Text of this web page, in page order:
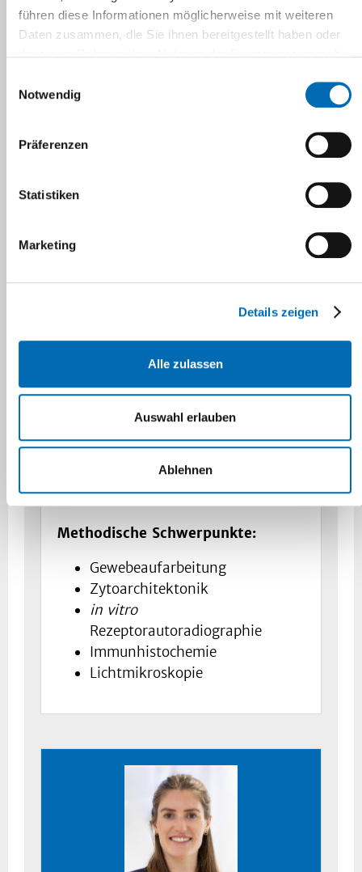
führen diese Informationen möglicherweise mit weiteren
Daten zusammen, die Sie ihnen bereitgestellt haben oder
Notwendig
Präferenzen
Statistiken
Marketing
Details zeigen
Alle zulassen
Auswahl erlauben
Ablehnen
Dr. Anika Kuckertz
akadem. Abschluss: M.Sc.
Forschungsschwerpunkte:
Zyto‑ und
rezeptorarchitektonische
Charakterisierung des
Rattengehirns zur Erstellung
Histologische Charakterisierung
des menschlichen Rückenmarks
Methodische Schwerpunkte:
Gewebeaufarbeitung
Zytoarchitektonik
in vitro
Rezeptorautoradiographie
Immunhistochemie
Lichtmikroskopie